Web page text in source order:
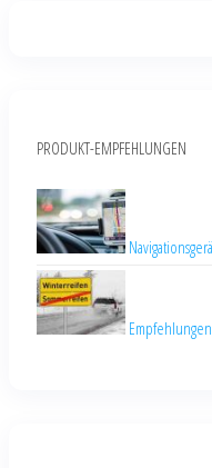
PRODUKT-EMPFEHLUNGEN